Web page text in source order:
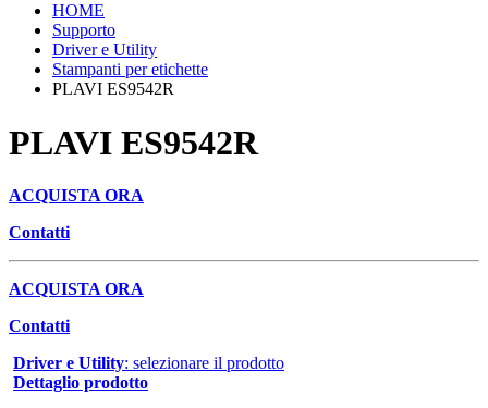
HOME
Supporto
Driver e Utility
Stampanti per etichette
PLAVI ES9542R
PLAVI ES9542R
ACQUISTA ORA
Contatti
ACQUISTA ORA
Contatti
Driver e Utility: selezionare il prodotto
Dettaglio prodotto